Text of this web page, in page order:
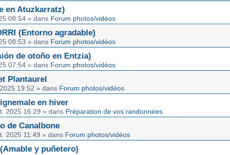
en Atuzkarratz)
08:54 » dans Forum photos/vidéos
(Entorno agradable)
08:53 » dans Forum photos/vidéos
de otoño en Entzia)
07:54 » dans Forum photos/vidéos
Plantaurel
19:52 » dans Forum photos/vidéos
en hiver
2025 16:29 » dans Préparation de vos randonnées
de Canalbone
2025 11:49 » dans Forum photos/vidéos
y puñetero)